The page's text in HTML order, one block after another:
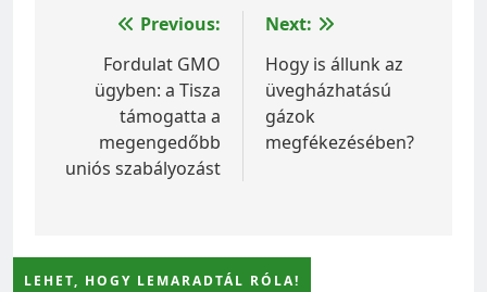
Bejegyzés
navigáció
Previous:
Fordulat GMO
ügyben: a Tisza
támogatta a
megengedőbb
uniós szabályozást
Next:
Hogy is állunk az
üvegházhatású
gázok
megfékezésében?
LEHET, HOGY LEMARADTÁL RÓLA!